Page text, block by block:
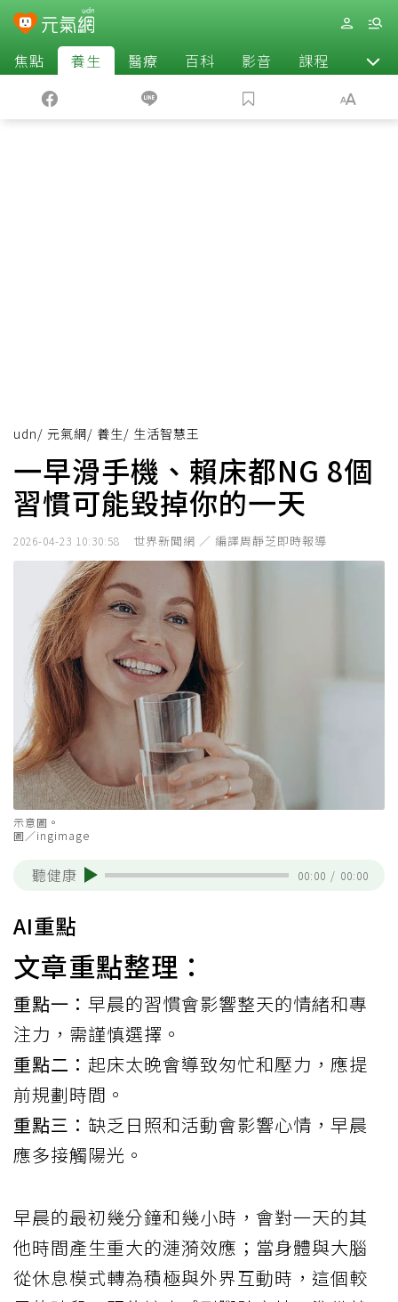
焦點 養生 醫療 百科 影音 課程 退休
udn/ 元氣網/ 養生/ 生活智慧王
一早滑手機、賴床都NG 8個
習慣可能毀掉你的一天
2026-04-23 10:30:58 世界新聞網 ／ 編譯周靜芝即時報導
示意圖。
圖／ingimage
聽健康 00:00 / 00:00
AI重點
文章重點整理：
重點一： 早晨的習慣會影響整天的情緒和專
注力，需謹慎選擇。
重點二： 起床太晚會導致匆忙和壓力，應提
前規劃時間。
重點三： 缺乏日照和活動會影響心情，早晨
應多接觸陽光。
早晨的最初幾分鐘和幾小時，會對一天的其
他時間產生重大的漣漪效應；當身體與大腦
從休息模式轉為積極與外界互動時，這個較